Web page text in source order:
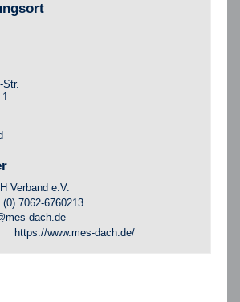
Verband e.V.
(0) 7062-6760213
dach.de
https://www.mes-dach.de/